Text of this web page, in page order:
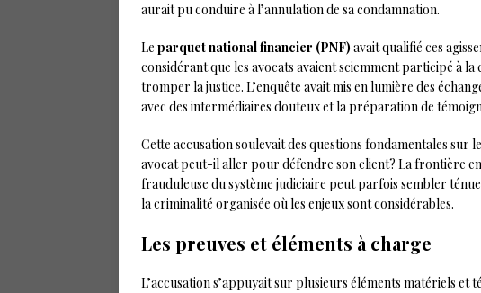
aurait pu conduire à l’annulation de sa condamnation.
Le parquet national financier (PNF) avait qualifié ces
considérant que les avocats avaient sciemment participé à
tromper la justice. L’enquête avait mis en lumière des
avec des intermédiaires douteux et la préparation de
Cette accusation soulevait des questions fondamentales sur
avocat peut-il aller pour défendre son client? La frontière
frauduleuse du système judiciaire peut parfois sembler
la criminalité organisée où les enjeux sont considérables.
Les preuves et éléments à charge
L’accusation s’appuyait sur plusieurs éléments matériels et